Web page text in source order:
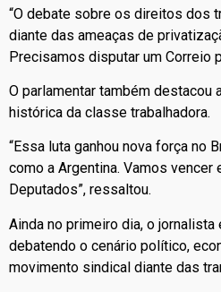
“O debate sobre os direitos dos
diante das ameaças de
Precisamos disputar um Correio
O parlamentar também destacou
histórica da classe trabalhadora.
“Essa luta ganhou nova força no
como a Argentina. Vamos
Deputados”, ressaltou.
Ainda no primeiro dia, o
debatendo o cenário político,
movimento sindical diante das